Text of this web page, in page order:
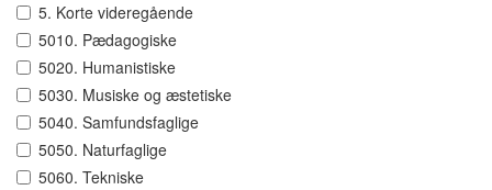
5. Korte videregående
5010. Pædagogiske
5020. Humanistiske
5030. Musiske og æstetiske
5040. Samfundsfaglige
5050. Naturfaglige
5060. Tekniske